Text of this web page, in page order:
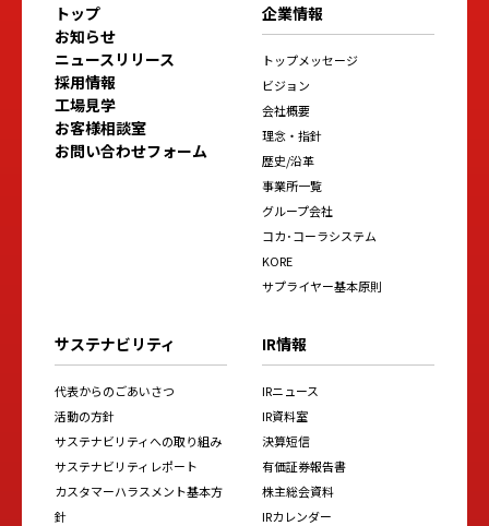
トップ
お知らせ
ニュースリリース
採用情報
工場見学
お客様相談室
お問い合わせフォーム
企業情報
トップメッセージ
ビジョン
会社概要
理念・指針
歴史/沿革
事業所一覧
グループ会社
コカ･コーラシステム
KORE
サプライヤー基本原則
サステナビリティ
代表からのごあいさつ
活動の方針
サステナビリティへの取り組み
サステナビリティレポート
カスタマーハラスメント基本方
針
IR情報
IRニュース
IR資料室
決算短信
有価証券報告書
株主総会資料
IRカレンダー